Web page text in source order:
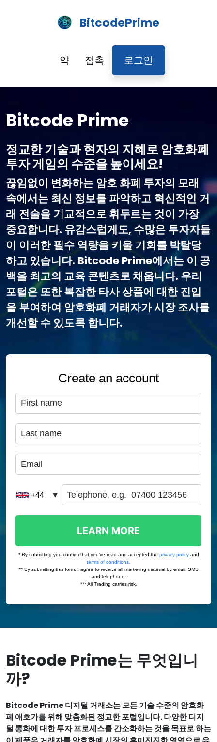
BitcodePrime
약 접촉 로그인
Bitcode Prime
정교한 기술과 현자의 지혜로 암호화폐
투자 게임의 수준을 높이세요!
끊임없이 변화하는 암호 화폐 투자의 모래
속에서는 최신 정보를 파악하고 혁신적인 거
래 전술을 기교적으로 휘두르는 것이 가장
중요합니다. 유감스럽게도, 수많은 투자자들
이 이러한 필수 역량을 키울 기회를 박탈당
하고 있습니다. Bitcode Prime에서는 이 공
백을 최고의 교육 콘텐츠로 채웁니다. 우리
포털은 또한 복잡한 타사 상품에 대한 진입
을 부여하여 암호화폐 거래자가 시장 조사를
개선할 수 있도록 합니다.
Bitcode Prime는 무엇입니
까?
Bitcode Prime 디지털 거래소는 모든 기술 수준의 암호화
폐 애호가를 위해 맞춤화된 정교한 포털입니다. 다양한 디지
털 통화에 대한 투자 프로세스를 간소화하는 것을 목표로 하는